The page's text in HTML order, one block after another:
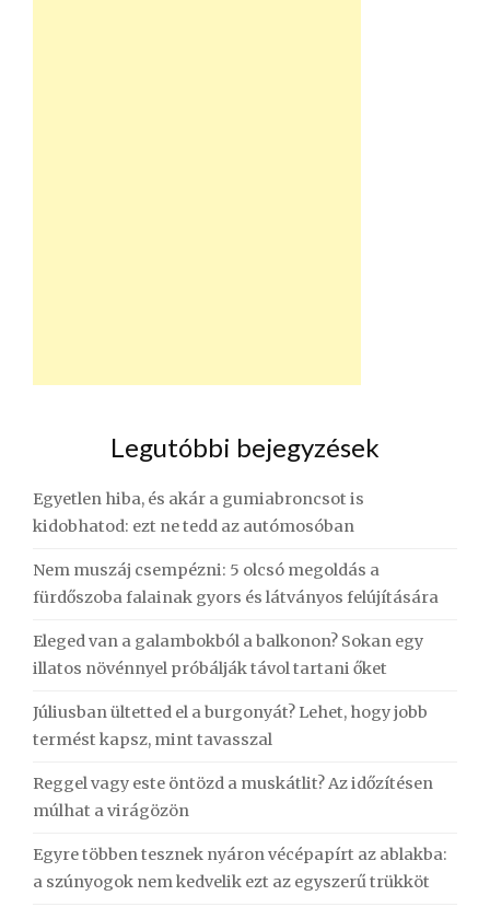
Legutóbbi bejegyzések
Egyetlen hiba, és akár a gumiabroncsot is
kidobhatod: ezt ne tedd az autómosóban
Nem muszáj csempézni: 5 olcsó megoldás a
fürdőszoba falainak gyors és látványos felújítására
Eleged van a galambokból a balkonon? Sokan egy
illatos növénnyel próbálják távol tartani őket
Júliusban ültetted el a burgonyát? Lehet, hogy jobb
termést kapsz, mint tavasszal
Reggel vagy este öntözd a muskátlit? Az időzítésen
múlhat a virágözön
Egyre többen tesznek nyáron vécépapírt az ablakba:
a szúnyogok nem kedvelik ezt az egyszerű trükköt